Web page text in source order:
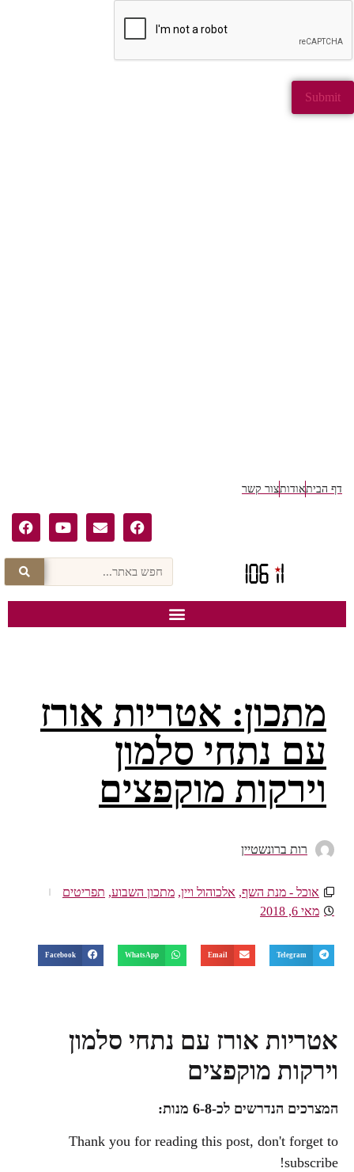
דף הביתאודותצור קשר
מתכון: אטריות אורז
עם נתחי סלמון
וירקות מוקפצים
רות ברונשטיין
אוכל - מנת השף, אלכוהול ויין, מתכון השבוע, תפריטים
מאי 6, 2018
Telegram
Email
WhatsApp
Facebook
אטריות אורז עם נתחי סלמון
וירקות מוקפצים
המצרכים הנדרשים לכ-6-8 מנות :
Thank you for reading this post, don't forget to
subscribe!